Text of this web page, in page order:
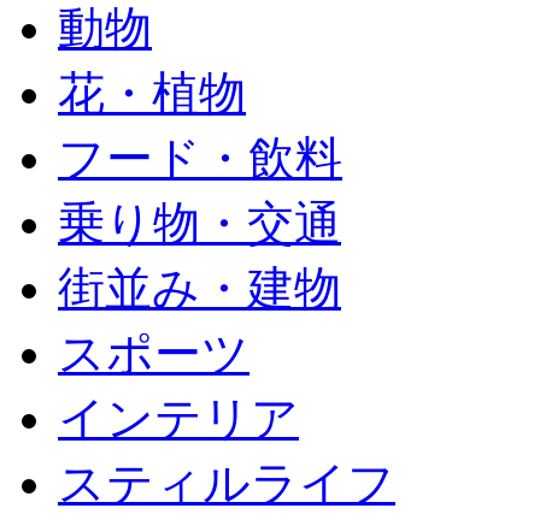
動物
花・植物
フード・飲料
乗り物・交通
街並み・建物
スポーツ
インテリア
スティルライフ